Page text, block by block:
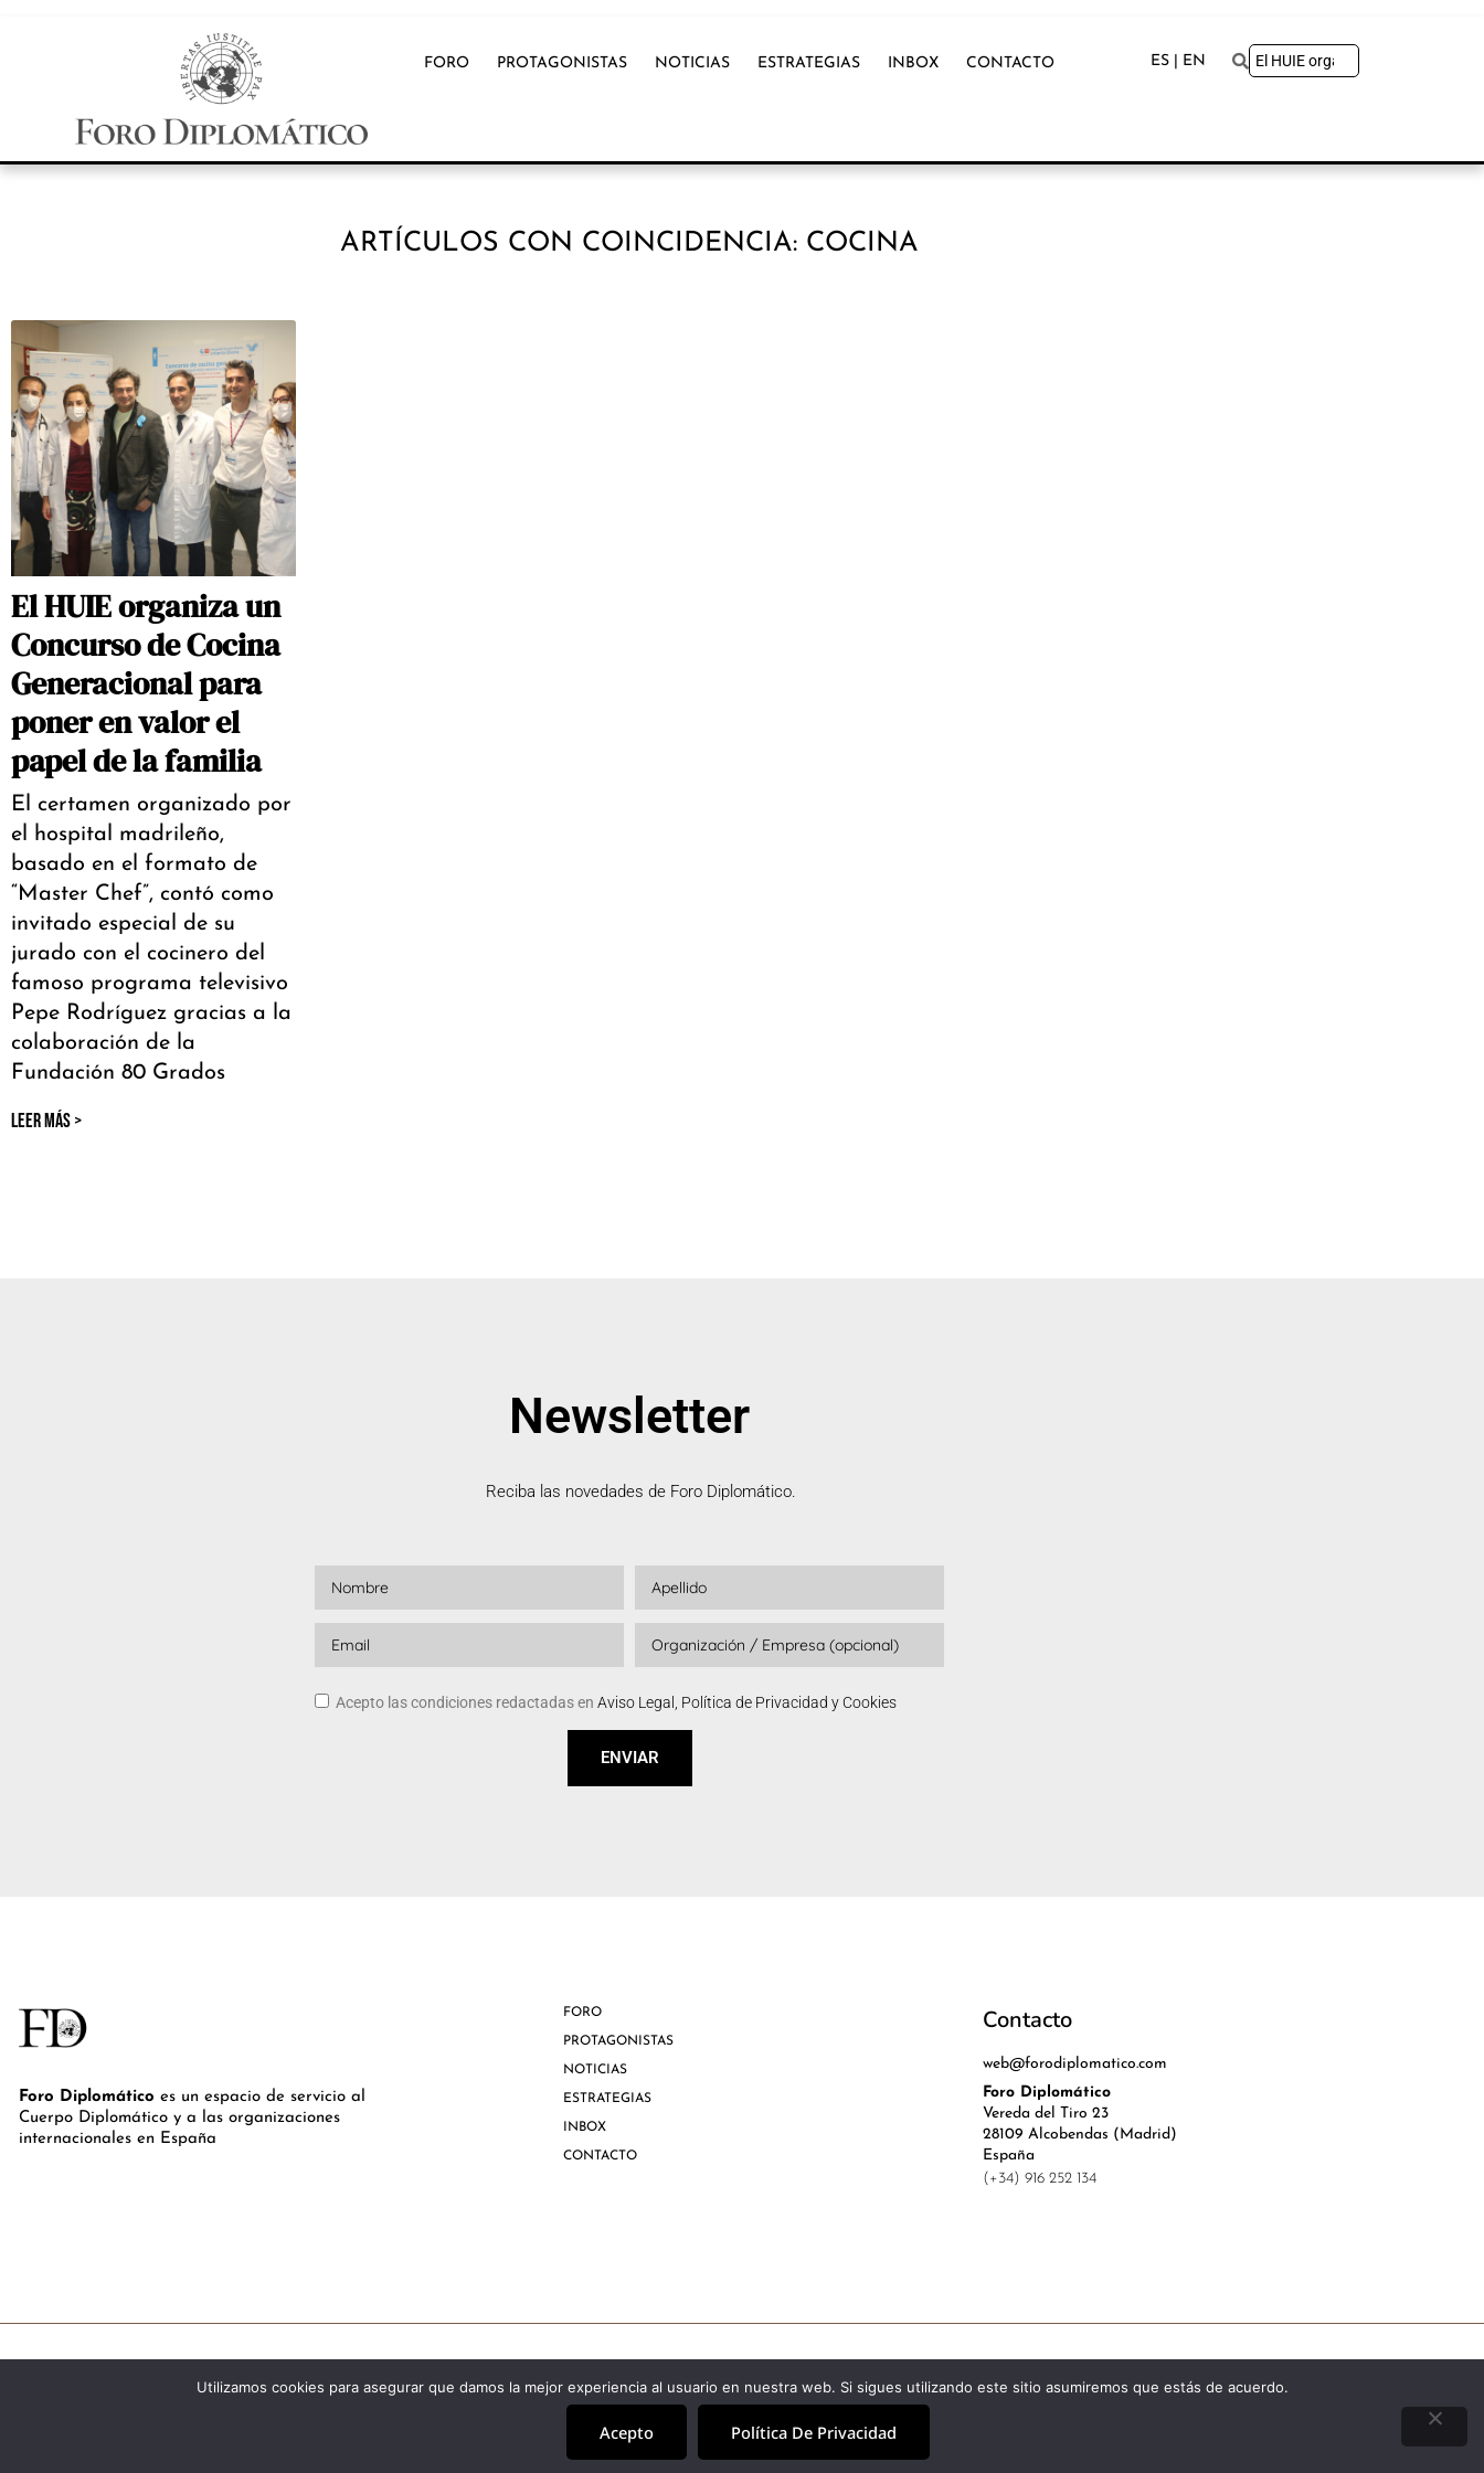
FORO PROTAGONISTAS NOTICIAS ESTRATEGIAS INBOX CONTACTO ES | EN
ARTÍCULOS CON COINCIDENCIA: COCINA
El HUIE organiza un
Concurso de Cocina
Generacional para
poner en valor el
papel de la familia
El certamen organizado por
el hospital madrileño,
basado en el formato de
“Master Chef”, contó como
invitado especial de su
jurado con el cocinero del
famoso programa televisivo
Pepe Rodríguez gracias a la
colaboración de la
Fundación 80 Grados
LEER MÁS >
Newsletter
Reciba las novedades de Foro Diplomático.
Acepto las condiciones redactadas en Aviso Legal, Política de Privacidad y Cookies
ENVIAR
Foro Diplomático es un espacio de servicio al
Cuerpo Diplomático y a las organizaciones
internacionales en España
FORO
PROTAGONISTAS
NOTICIAS
ESTRATEGIAS
INBOX
CONTACTO
Contacto
web@forodiplomatico.com
Foro Diplomático
Vereda del Tiro 23
28109 Alcobendas (Madrid)
España
(+34) 916 252 134
Utilizamos cookies para asegurar que damos la mejor experiencia al usuario en nuestra web. Si sigues utilizando este sitio asumiremos que estás de acuerdo.
Acepto Política De Privacidad